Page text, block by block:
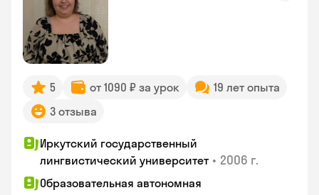
5 от 1090 ₽ за урок
19 лет опыта
3 отзыва
Иркутский государственный
лингвистический университет • 2006 г.
Образовательная автономная